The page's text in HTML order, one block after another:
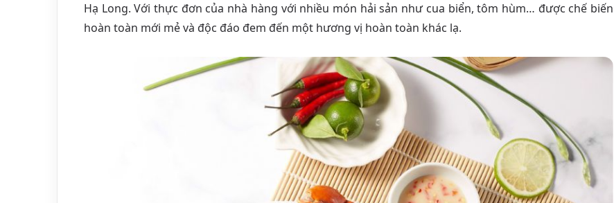
Hạ Long. Với thực đơn của nhà hàng với nhiều món hải sản như cua biển, tôm hùm… được chế biến
hoàn toàn mới mẻ và độc đáo đem đến một hương vị hoàn toàn khác lạ.